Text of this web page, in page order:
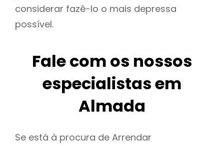
considerar fazê-lo o mais depressa
possível.
Fale com os nossos
especialistas em
Almada
Se está à procura de Arrendar